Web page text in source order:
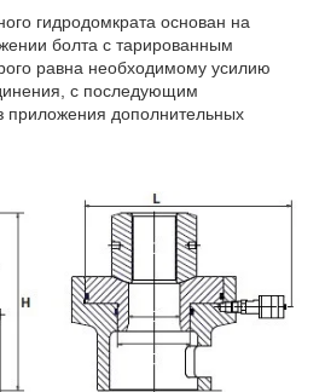
гидродомкрата основан на
болта с тарированным
равна необходимому усилию
с последующим
приложения дополнительных